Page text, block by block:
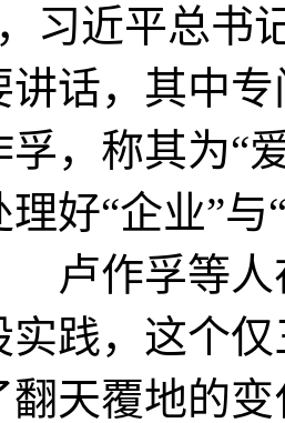
习近平总书
讲话，其中
孚，称其为“
理好“企业”
作孚等人
实践，这个
翻天覆地的